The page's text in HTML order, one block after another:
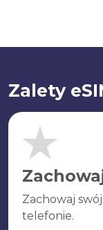
Zalety
Zachowaj
telefonie.